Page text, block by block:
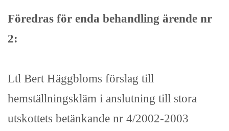
Föredras för enda behandling ärende nr
2:
Ltl Bert Häggbloms förslag till
hemställningskläm i anslutning till stora
utskottets betänkande nr 4/2002-2003